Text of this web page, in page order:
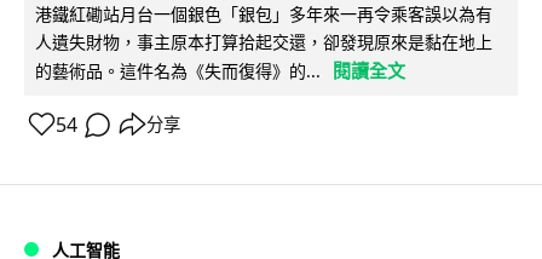
港鐵紅磡站月台一個銀色「銀包」多年來一再令乘客誤以為有
人遺失財物，事主原本打算拾起交還，卻發現原來是黏在地上
的藝術品。這件名為《失而復得》的...
閱讀全文
54 分享
人工智能